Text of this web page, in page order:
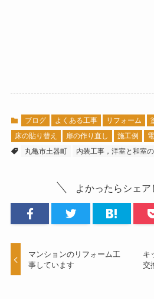
ブログ よくある工事 リフォーム
床の貼り替え
扉の作り直し 施工例
丸亀市土器町
内装工事，洋室と和室
よかったらシェア
マンションのリフォーム工
事しています
キ
交